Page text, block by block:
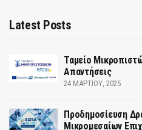
Latest Posts
Ταμείο
Απαντήσεις
24 ΜΑΡΤΊΟΥ, 2025
Προδημοσίευση
Μικρομεσαίων